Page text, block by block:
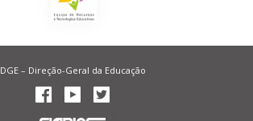
DGE – Direção-Geral da Educação